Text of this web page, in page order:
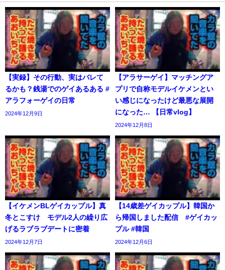
【実録】その行動、実はバレて
るかも？銭湯でのゲイあるある #
アラフォーゲイの日常
2024年12月9日
【アラサーゲイ】マッチングア
プリで自称モデルイケメンとい
い感じになったけど最悪な展開
になった… 【日常vlog】
2024年12月8日
【イケメンBLゲイカップル】真
冬とこすけ モデル2人の繰り広
げるラブラブデートに密着
2024年12月7日
【14歳差ゲイカップル】韓国か
ら帰国しました配信 #ゲイカッ
プル #韓国
2024年12月6日